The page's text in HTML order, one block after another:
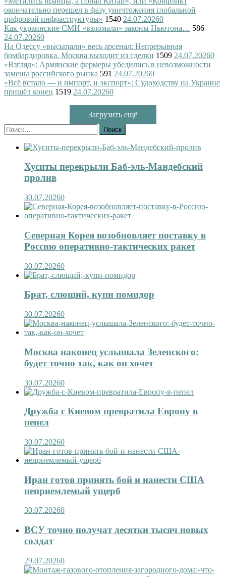
окончательно перешел в фазу уничтожения глобальной
цифровой инфраструктуры» 1540 24.07.20260
Как украинские СМИ «взломали» законы Ньютона… 586
24.07.20260
На Одессу «высыпали» весь арсенал: Непрерывная
бомбардировка. Москва выходит из сделки 1509 24.07.20260
«Взгляд»: Армянские фермеры убедились в невозможности
замены российского рынка 591 24.07.20260
«Всё встало — и импорт, и экспорт»: Судоходству на Украине
пришёл конец 1519 24.07.20260
Загрузить ещё
Найти:
Хуситы перекрыли Баб-эль-Мандебский
пролив
30.07.20260
Северная Корея возобновляет поставку в
Россию оперативно-тактических ракет
30.07.20260
Брат, слющий, купи помидор
30.07.20260
Москва наконец услышала Зеленского:
будет точно так, как он хочет
30.07.20260
Дружба с Киевом превратила Европу в
пепел
30.07.20260
Иран готов принять бой и нанести США
неприемлемый ущерб
30.07.20260
ВСУ точно получат десятки тысяч новых
солдат
29.07.20260